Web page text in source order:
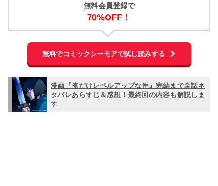
無料会員登録で
70%OFF！
無料でコミックシーモアで試し読みする
漫画『俺だけレベルアップな件』完結まで全話ネ
タバレあらすじ＆感想！最終回の内容も解説しま
す